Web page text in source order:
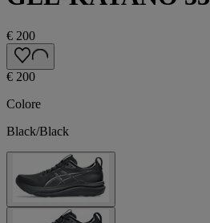
€ 200
€ 200
Colore
Black/Black